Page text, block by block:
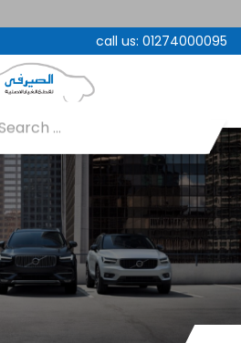
call us: 01274000095